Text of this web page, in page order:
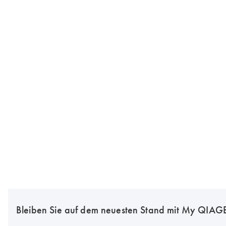
Bleiben Sie auf dem neuesten Stand mit My